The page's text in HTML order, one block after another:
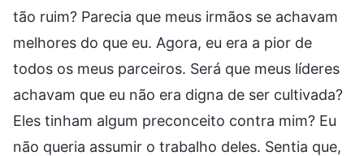
tão ruim? Parecia que meus irmãos se achavam
melhores do que eu. Agora, eu era a pior de
todos os meus parceiros. Será que meus líderes
achavam que eu não era digna de ser cultivada?
Eles tinham algum preconceito contra mim? Eu
não queria assumir o trabalho deles. Sentia que,